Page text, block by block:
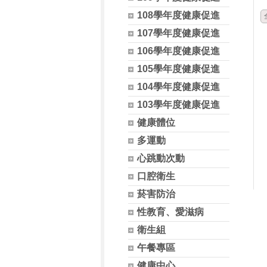
108學年度健康促進
107學年度健康促進
106學年度健康促進
105學年度健康促進
104學年度健康促進
103學年度健康促進
健康體位
多運動
心跳動次動
口腔衛生
菸害防治
性教育、愛滋病
衛生組
午餐專區